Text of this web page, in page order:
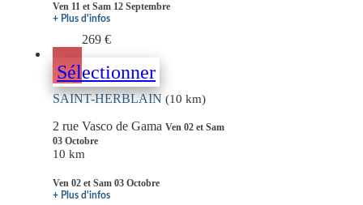
Ven 11 et Sam 12 Septembre
+ Plus d'infos
269 €
Sélectionner
SAINT-HERBLAIN (10 km)
2 rue Vasco de Gama Ven 02 et Sam
03 Octobre
10 km
Ven 02 et Sam 03 Octobre
+ Plus d'infos